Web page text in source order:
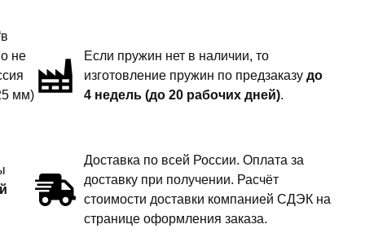
не
мм)
Если пружин нет в наличии, то
изготовление пружин по предзаказудо
4 недель (до 20 рабочих дней).
Доставка по всей России. Оплата за
доставку при получении. Расчёт
стоимости доставки компанией СДЭК на
странице оформления заказа.